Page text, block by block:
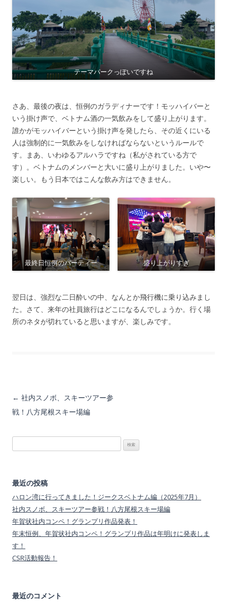
テーマパークっぽいですね
さあ、最後の夜は、恒例のガラディナーです！モッハイバーと
いう掛け声で、ベトナム酒の一気飲みをして盛り上がります。
誰かがモッハイバーという掛け声を発したら、その近くにいる
人は強制的に一気飲みをしなければならないというルールで
す。まあ、いわゆるアルハラですね（私がされている方で
す）。ベトナムのメンバーと大いに盛り上がりました。いや〜
楽しい。もう日本ではこんな飲み方はできません。
最終日恒例のパーティー 盛り上がりすぎ
翌日は、強烈な二日酔いの中、なんとか飛行機に乗り込みまし
た。さて、来年の社員旅行はどこになるんでしょうか。行く場
所のネタが切れていると思いますが、楽しみです。
投稿ナビゲーション
← 社内スノボ、スキーツアー参
戦！八方尾根スキー場編
索:
最近の投稿
ハロン湾に行ってきました！ジークスベトナム編（2025年7月）
社内スノボ、スキーツアー参戦！八方尾根スキー場編
年賀状社内コンペ！グランプリ作品発表！
年末恒例、年賀状社内コンペ！グランプリ作品は年明けに発表しま
す！
CSR活動報告！
最近のコメント